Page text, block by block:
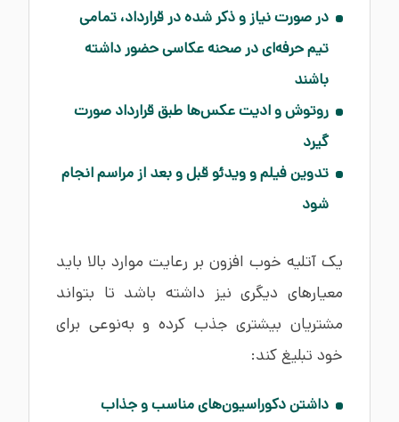
در صورت نیاز و ذکر شده در قرارداد، تمامی
تیم حرفه‌ای در صحنه عکاسی حضور داشته
باشند
روتوش و ادیت عکس‌ها طبق قرارداد صورت
گیرد
تدوین فیلم و ویدئو قبل و بعد از مراسم انجام
شود
یک آتلیه خوب افزون بر رعایت موارد بالا باید
معیارهای دیگری نیز داشته باشد تا بتواند
مشتریان بیشتری جذب کرده و به‌نوعی برای
خود تبلیغ کند:
داشتن دکوراسیون‌های مناسب و جذاب